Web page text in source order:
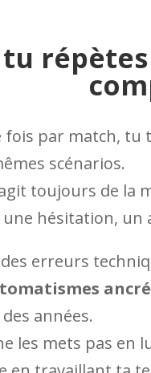
fois par match,
scénarios.
toujours de la
hésitation, un
erreurs
années.
les mets pas en